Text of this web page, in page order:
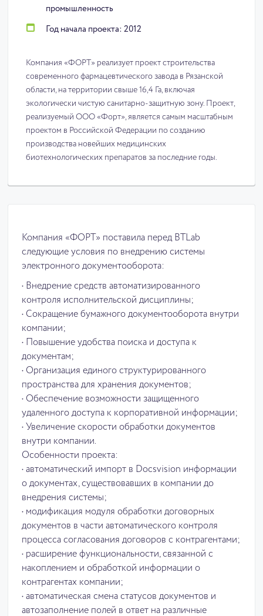
промышленность
Год начала проекта: 2012
Компания «ФОРТ» реализует проект строительства
современного фармацевтического завода в Рязанской
области, на территории свыше 16,4 Га, включая
экологически чистую санитарно-защитную зону. Проект,
реализуемый ООО «Форт», является самым масштабным
проектом в Российской Федерации по созданию
производства новейших медицинских
биотехнологических препаратов за последние годы.
Компания «ФОРТ» поставила перед BTLab
следующие условия по внедрению системы
электронного документооборота:
• Внедрение средств автоматизированного
контроля исполнительской дисциплины;
• Сокращение бумажного документооборота внутри
компании;
• Повышение удобства поиска и доступа к
документам;
• Организация единого структурированного
пространства для хранения документов;
• Обеспечение возможности защищенного
удаленного доступа к корпоративной информации;
• Увеличение скорости обработки документов
внутри компании.
Особенности проекта:
• автоматический импорт в Docsvision информации
о документах, существовавших в компании до
внедрения системы;
• модификация модуля обработки договорных
документов в части автоматического контроля
процесса согласования договоров с контрагентами;
• расширение функциональности, связанной с
накоплением и обработкой информации о
контрагентах компании;
• автоматическая смена статусов документов и
автозаполнение полей в ответ на различные